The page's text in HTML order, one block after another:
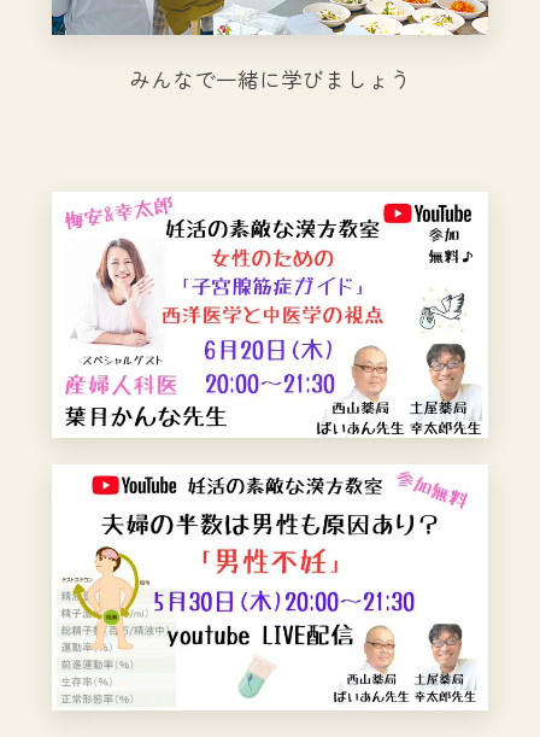
みんなで一緒に学びましょう